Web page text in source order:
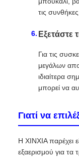
τις
Εξετάστε
Για τις
μεγάλων
ιδιαίτερα
μπορεί να
Γιατί να
Η XINXIA παρέχει
εξαερισμού για τα